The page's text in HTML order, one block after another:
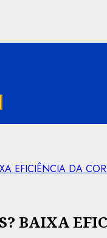
EFICIÊNCIA DA
BAIXA